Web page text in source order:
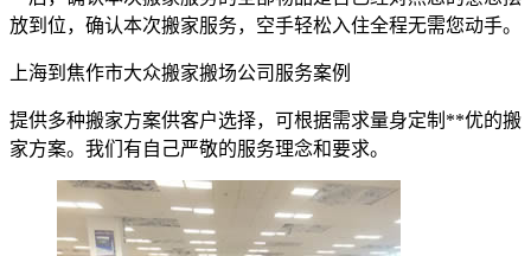
放到位，确认本次搬家服务，空手轻松入住全程无需您动手。
上海到焦作市大众搬家搬场公司服务案例
提供多种搬家方案供客户选择，可根据需求量身定制**优的搬
家方案。我们有自己严敬的服务理念和要求。